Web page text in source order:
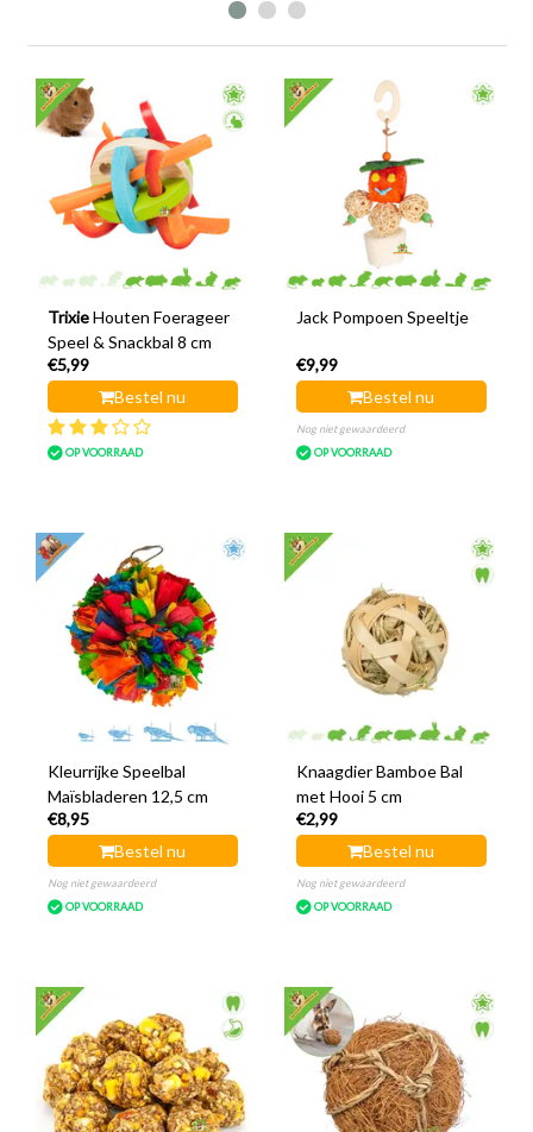
Trixie Houten Foerageer
Speel & Snackbal 8 cm
€5,99
Bestel nu
OP VOORRAAD
Jack Pompoen Speeltje
€9,99
Bestel nu
Nog niet gewaardeerd
OP VOORRAAD
Kleurrijke Speelbal
Maïsbladeren 12,5 cm
€8,95
Bestel nu
Nog niet gewaardeerd
OP VOORRAAD
Knaagdier Bamboe Bal
met Hooi 5 cm
€2,99
Bestel nu
Nog niet gewaardeerd
OP VOORRAAD